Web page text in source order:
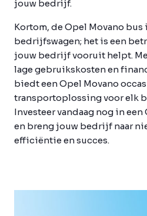
jouw bedrijf.
Kortom, de Opel Movano bus
bedrijfswagen; het is een
jouw bedrijf vooruit helpt.
lage gebruikskosten en
biedt een Opel Movano
transportoplossing voor elk
Investeer vandaag nog in
en breng jouw bedrijf naar
efficiëntie en succes.